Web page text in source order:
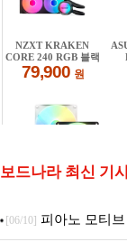
보드나라 최신 기
[06/10] 피아노 모티